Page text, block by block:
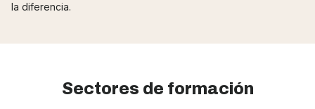
la diferencia.
Sectores de formación